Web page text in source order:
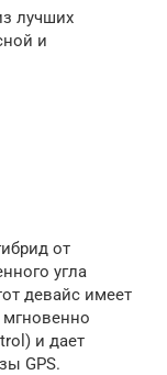
лучших
и
от
угла
девайс имеет
и дает
GPS.